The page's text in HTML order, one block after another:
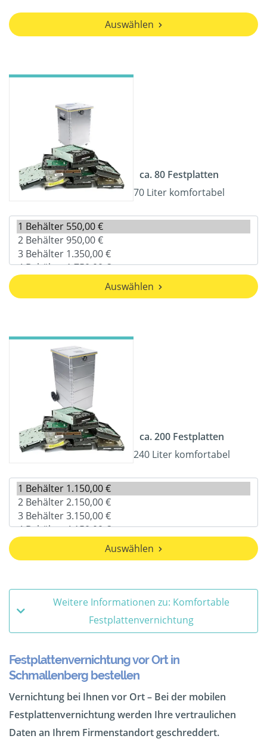
Auswählen
ca. 80 Festplatten
70 Liter komfortabel
Auswählen
ca. 200 Festplatten
240 Liter komfortabel
Auswählen
Weitere Informationen zu: Komfortable
Festplattenvernichtung
Festplattenvernichtung vor Ort in
Schmallenberg bestellen
Vernichtung bei Ihnen vor Ort – Bei der mobilen
Festplattenvernichtung werden Ihre vertraulichen
Daten an Ihrem Firmenstandort geschreddert.